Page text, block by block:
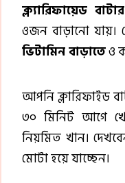
ক্ল্যারিফায়েড
ওজন বাড়ানো যায়।
ভিটামিন বাড়াতেও
আপনি ক্লারিফাইড
৩০ মিনিট আগে
নিয়মিত খান।
মোটা হয়ে যাচ্ছেন।